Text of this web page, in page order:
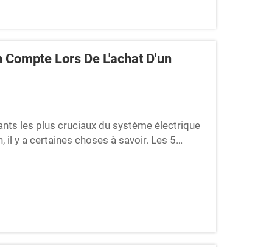
Lors De L'achat D'un
les plus cruciaux du système électrique
il y a certaines choses à savoir. Les 5
de switchgear pour votre